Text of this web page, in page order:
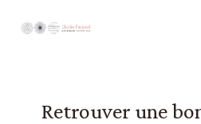
Retrouver une